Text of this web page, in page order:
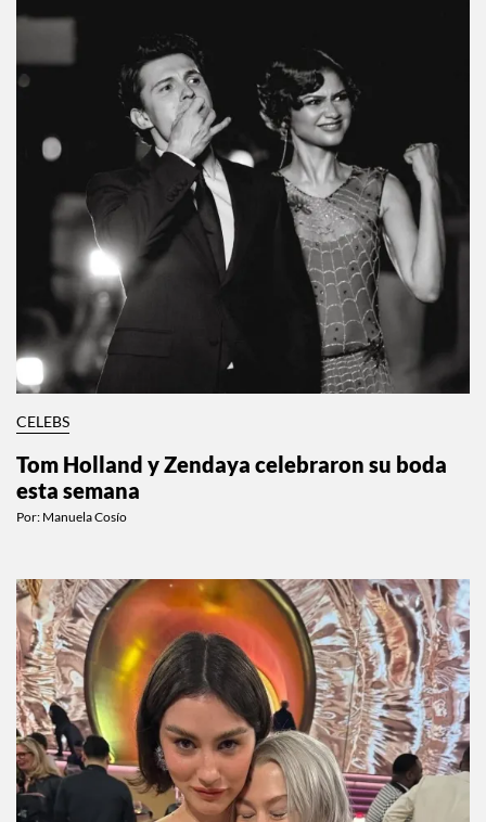
CELEBS
Tom Holland y Zendaya celebraron su boda
esta semana
Por: Manuela Cosío